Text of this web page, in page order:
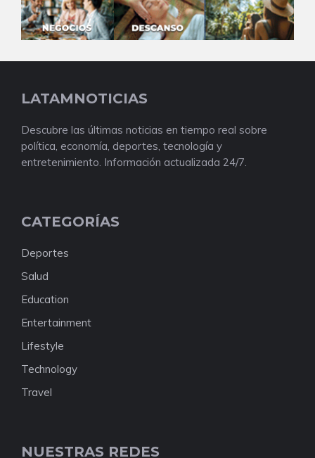
LATAMNOTICIAS
Descubre las últimas noticias en tiempo real sobre
política, economía, deportes, tecnología y
entretenimiento. Información actualizada 24/7.
CATEGORÍAS
Deportes
Salud
Education
Entertainment
Lifestyle
Technology
Travel
NUESTRAS REDES